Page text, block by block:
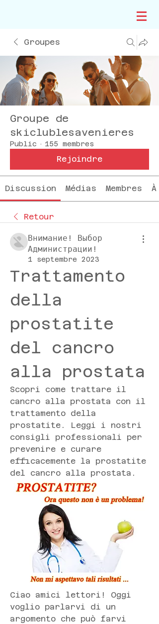
Groupes
Groupe de
skiclublesavenieres
Public · 155 membres
Rejoindre
Discussion Médias Membres
Retour
Внимание! Выбор
Администрации!
1 septembre 2023
Trattamento
della
prostatite
del cancro
alla prostata
Scopri come trattare il
cancro alla prostata con il
trattamento della
prostatite. Leggi i nostri
consigli professionali per
prevenire e curare
efficacemente la prostatite
del cancro alla prostata.
Ciao amici lettori! Oggi
voglio parlarvi di un
argomento che può farvi